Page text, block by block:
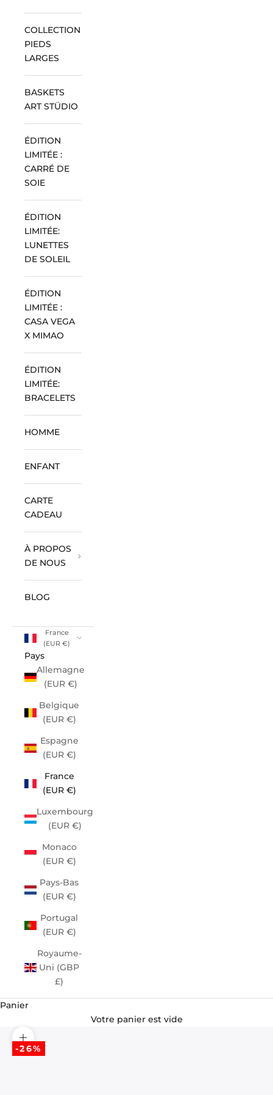
COLLECTION
PIEDS
LARGES
BASKETS
ART STÜDIO
ÉDITION
LIMITÉE :
CARRÉ DE
SOIE
ÉDITION
LIMITÉE:
LUNETTES
DE SOLEIL
ÉDITION
LIMITÉE :
CASA VEGA
X MIMAO
ÉDITION
LIMITÉE:
BRACELETS
HOMME
ENFANT
CARTE
CADEAU
À PROPOS
DE NOUS
BLOG
France
(EUR €)
Pays
Allemagne
(EUR €)
Belgique
(EUR €)
Espagne
(EUR €)
France
(EUR €)
Luxembourg
(EUR €)
Monaco
(EUR €)
Pays-Bas
(EUR €)
Portugal
(EUR €)
Royaume-
Uni (GBP
£)
Panier
Votre panier est vide
Zoomer sur l'image
-26%